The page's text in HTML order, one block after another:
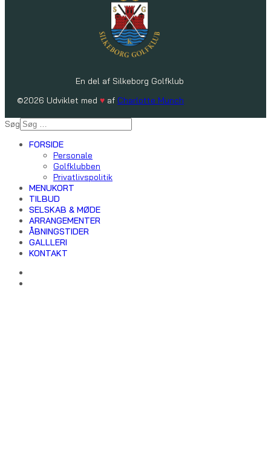
En del af Silkeborg Golfklub
©2026 Udviklet med ♥ af Charlotte Munch
Søg
FORSIDE
Personale
Golfklubben
Privatlivspolitik
MENUKORT
TILBUD
SELSKAB & MØDE
ARRANGEMENTER
ÅBNINGSTIDER
GALLLERI
KONTAKT